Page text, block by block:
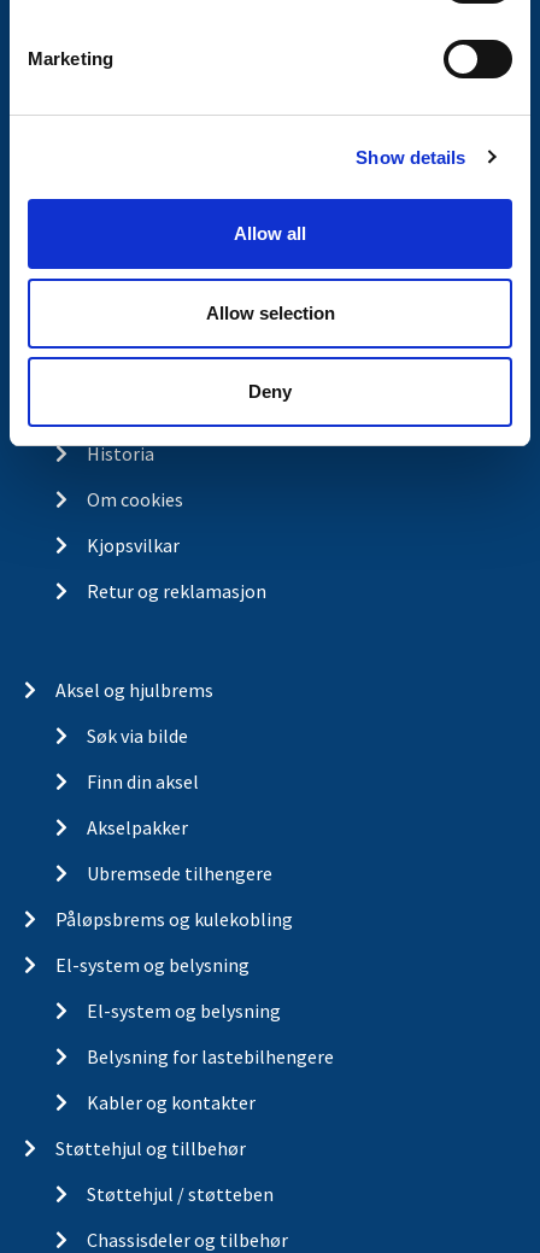
Marketing
Show details
Allow all
Allow selection
Deny
Kontakt
Om Valeryd
Historia
Om cookies
Kjopsvilkar
Retur og reklamasjon
Aksel og hjulbrems
Søk via bilde
Finn din aksel
Akselpakker
Ubremsede tilhengere
Påløpsbrems og kulekobling
El-system og belysning
El-system og belysning
Belysning for lastebilhengere
Kabler og kontakter
Støttehjul og tillbehør
Støttehjul / støtteben
Chassisdeler og tilbehør